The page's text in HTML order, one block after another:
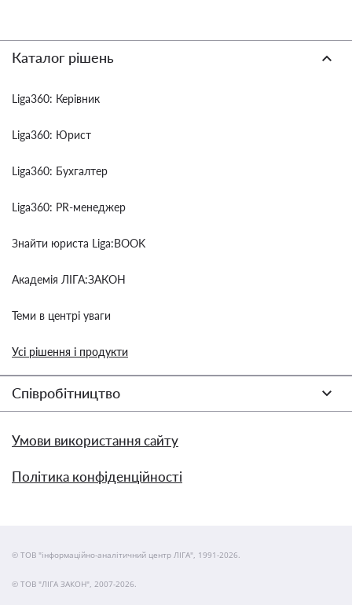
Каталог рішень
Liga360: Керівник
Liga360: Юрист
Liga360: Бухгалтер
Liga360: PR-менеджер
Знайти юриста Liga:BOOK
Академія ЛІГА:ЗАКОН
Теми в центрі уваги
Усі рішення і продукти
Співробітництво
Умови використання сайту
Політика конфіденційності
© ТОВ "інформаційно-аналітичний центр ЛІГА", 1991-2026.
© ТОВ "ЛІГА ЗАКОН", 2007-2026.